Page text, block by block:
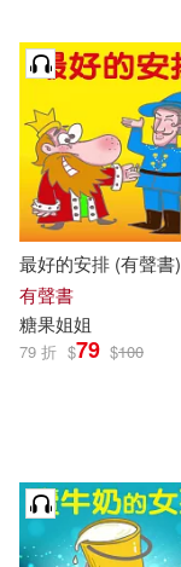
最好的安排 (有聲書)
有聲書
糖果姐姐
79 折 $79 $100